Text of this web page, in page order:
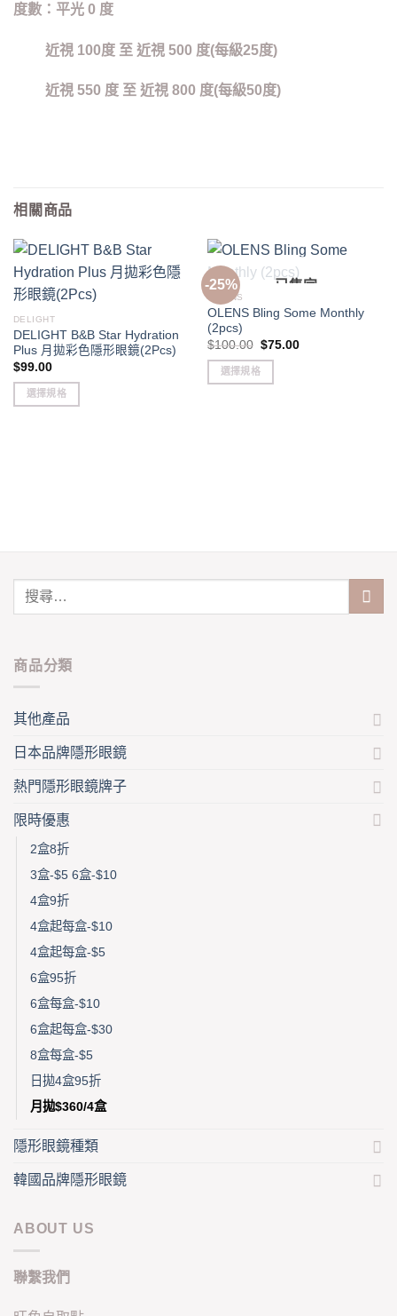
度數：平光 0 度
近視 100度 至 近視 500 度(每級25度)
近視 550 度 至 近視 800 度(每級50度)
相關商品
DELIGHT
DELIGHT B&B Star Hydration
Plus 月拋彩色隱形眼鏡(2Pcs)
$99.00
選擇規格
chosen
on
page
-25% 已售完
O-LENS
OLENS Bling Some Monthly
(2pcs)
$100.00 Original
was:
$100.00.
$75.00Current
選擇規格
on
product
商品分類
其他產品
日本品牌隱形眼鏡
熱門隱形眼鏡牌子
限時優惠
2盒8折
3盒-$5 6盒-$10
4盒9折
4盒起每盒-$10
4盒起每盒-$5
6盒95折
6盒每盒-$10
6盒起每盒-$30
8盒每盒-$5
日拋4盒95折
月拋$360/4盒
隱形眼鏡種類
韓國品牌隱形眼鏡
ABOUT US
聯繫我們